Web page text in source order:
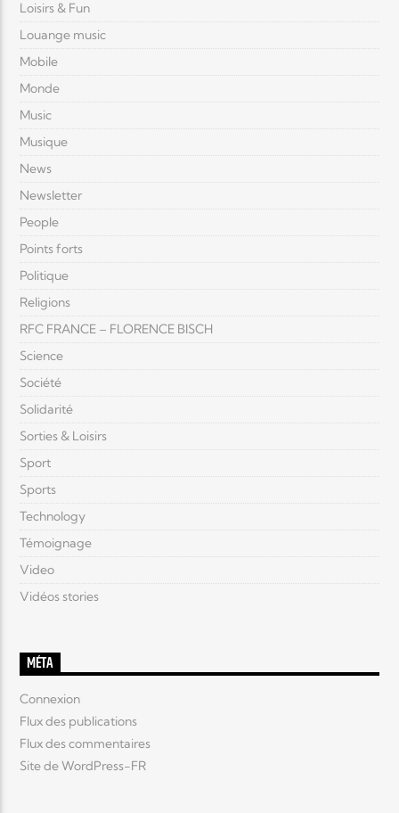
Loisirs & Fun
Louange music
Mobile
Monde
Music
Musique
News
Newsletter
People
Points forts
Politique
Religions
RFC FRANCE – FLORENCE BISCH
Science
Société
Solidarité
Sorties & Loisirs
Sport
Sports
Technology
Témoignage
Video
Vidéos stories
MÉTA
Connexion
Flux des publications
Flux des commentaires
Site de WordPress-FR